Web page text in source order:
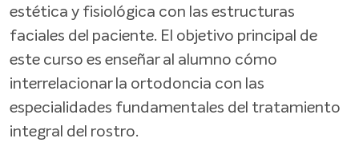
estética y fisiológica con las estructuras
faciales del paciente. El objetivo principal de
este curso es enseñar al alumno cómo
interrelacionar la ortodoncia con las
especialidades fundamentales del tratamiento
integral del rostro.